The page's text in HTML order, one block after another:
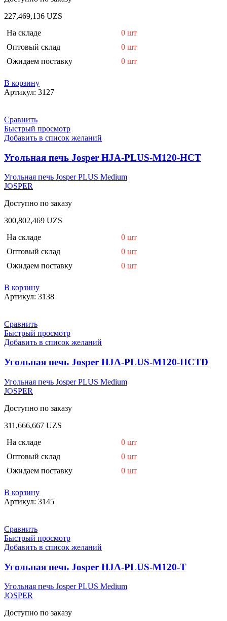
227,469,136 UZS
На складе
0 шт
Оптовый склад
0 шт
Ожидаем поставку
0 шт
В корзину
Артикул: 3127
Сравнить
Быстрый просмотр
Добавить в список желаний
Угольная печь Josper HJA-PLUS-M120-HCT
Угольная печь Josper PLUS Medium
JOSPER
Доступно по заказу
300,802,469 UZS
На складе
0 шт
Оптовый склад
0 шт
Ожидаем поставку
0 шт
В корзину
Артикул: 3138
Сравнить
Быстрый просмотр
Добавить в список желаний
Угольная печь Josper HJA-PLUS-M120-HCTD
Угольная печь Josper PLUS Medium
JOSPER
Доступно по заказу
311,666,667 UZS
На складе
0 шт
Оптовый склад
0 шт
Ожидаем поставку
0 шт
В корзину
Артикул: 3145
Сравнить
Быстрый просмотр
Добавить в список желаний
Угольная печь Josper HJA-PLUS-M120-T
Угольная печь Josper PLUS Medium
JOSPER
Доступно по заказу